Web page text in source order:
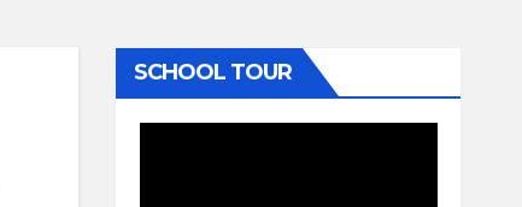
SCHOOL TOUR